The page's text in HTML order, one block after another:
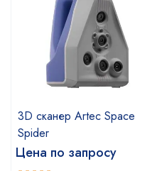
3D сканер Artec Space
Spider
Цена по запросу